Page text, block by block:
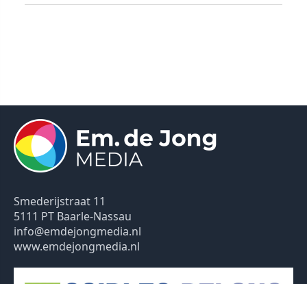
Smederijstraat 11
5111 PT Baarle-Nassau
info@emdejongmedia.nl
www.emdejongmedia.nl